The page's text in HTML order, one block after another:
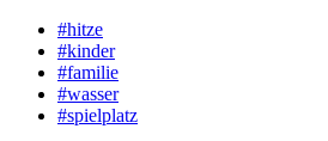
#hitze
#kinder
#familie
#wasser
#spielplatz